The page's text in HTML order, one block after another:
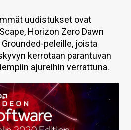
uudistukset ovat
Horizon Zero Dawn
peleille, joista
kerrotaan parantuvan
ajureihin verrattuna.